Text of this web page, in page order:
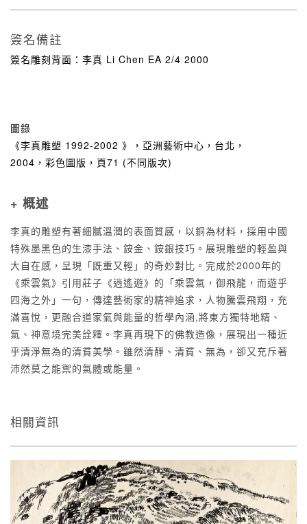
簽名備註
簽名雕刻背面：李真 Li Chen EA 2/4 2000
圖錄
《李真雕塑 1992-2002 》，亞洲藝術中心，台北，
2004，彩色圖版，頁71 (不同版次)
+ 概述
李真的雕塑有著細膩溫潤的表面質感，以銅為材料，採用中國
特殊墨黑色的生漆手法、銨金、銨銀技巧。展現雕塑的輕盈與
大自在感，呈現「既重又輕」的奇妙對比。完成於2000年的
《乘雲氣》引用莊子《逍遙遊》的「乘雲氣，御飛龍，而遊乎
四海之外」一句，傳達藝術家的精神追求，人物騰雲飛翔，充
滿喜悅，更融合道家氣與能量的哲學內涵,將東方獨特地精、
氣、神意境完美詮釋。李真再現下的佛教造像，展現出一種近
乎清淨無為的清貧美學。雖然清靜、清貧、無為，卻又充斥著
沛然莫之能禦的氣體或能量。
相關資訊